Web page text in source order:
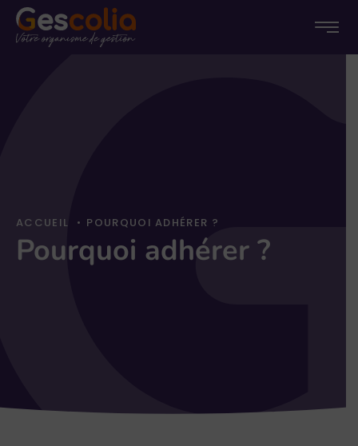
Passer
MenuMenu
ACCUEIL • POURQUOI ADHÉRER ?
Pourquoi adhérer ?